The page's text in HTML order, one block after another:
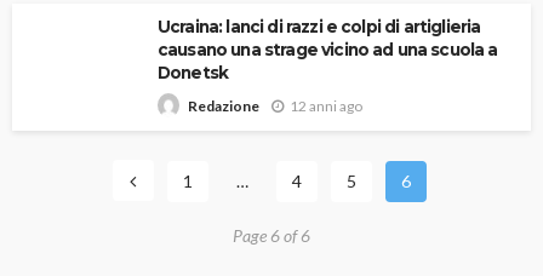
Ucraina: lanci di razzi e colpi di artiglieria
causano una strage vicino ad una scuola a
Donetsk
Redazione 12 anni ago
1 … 4 5 6
Page 6 of 6